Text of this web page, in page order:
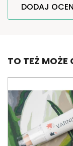
DODAJ
TO TEŻ MOŻE